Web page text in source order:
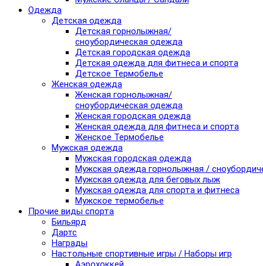
Одежда
Детская одежда
Детская горнолыжная/
сноубордическая одежда
Детская городская одежда
Детская одежда для фитнеса и спорта
Детское Термобелье
Женская одежда
Женская горнолыжная/
сноубордическая одежда
Женская городская одежда
Женская одежда для фитнеса и спорта
Женское Термобелье
Мужская одежда
Мужская городская одежда
Мужская одежда горнолыжная /
Мужская одежда для беговых лыж
Мужская одежда для спорта и фитнеса
Мужское термобелье
Прочие виды спорта
Бильярд
Дартс
Награды
Настольные спортивные игры / Наборы игр